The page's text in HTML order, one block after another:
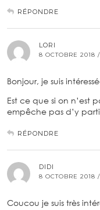
RÉPONDRE
LORI
8 OCTOBRE 2018
Bonjour, je suis
Est ce que si on n’est
empêche pas d’y
RÉPONDRE
DIDI
8 OCTOBRE 2018
Coucou je suis très